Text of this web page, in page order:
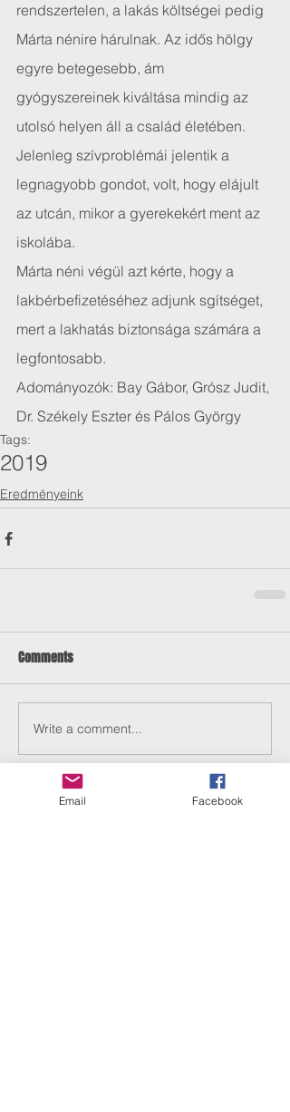
rendszertelen, a lakás költségei pedig
Márta nénire hárulnak. Az idős hölgy
egyre betegesebb, ám
gyógyszereinek kiváltása mindig az
utolsó helyen áll a család életében.
Jelenleg szívproblémái jelentik a
legnagyobb gondot, volt, hogy elájult
az utcán, mikor a gyerekekért ment az
iskolába.
Márta néni végül azt kérte, hogy a
lakbérbefizetéséhez adjunk sgítséget,
mert a lakhatás biztonsága számára a
legfontosabb.
Adományozók: Bay Gábor, Grósz Judit,
Dr. Székely Eszter és Pálos György
Tags:
2019
Eredményeink
Comments
Write a comment...
Email Facebook